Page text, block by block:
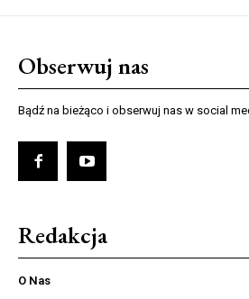
Obserwuj nas
Bądź na bieżąco i obserwuj nas w social
Redakcja
O Nas